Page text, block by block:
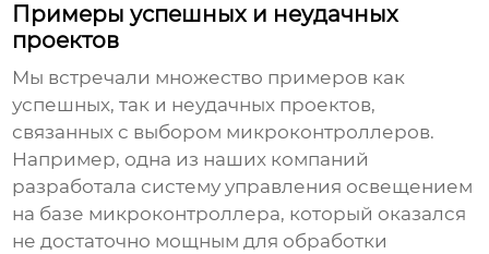
Примеры успешных и неудачных
проектов
Мы встречали множество примеров как
успешных, так и неудачных проектов,
связанных с выбором микроконтроллеров.
Например, одна из наших компаний
разработала систему управления освещением
на базе микроконтроллера, который оказался
не достаточно мощным для обработки